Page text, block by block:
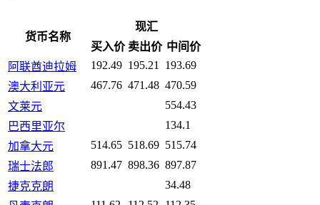
货币名称
现汇
买入价 卖出价 中间价
阿联酋迪拉姆
192.49 195.21
193.69
澳大利亚元
467.76 471.48 470.59
文莱元
554.43
巴西里亚尔
134.1
加拿大元
514.65 518.69 515.74
瑞士法郎
891.47 898.36 897.87
捷克克朗
34.48